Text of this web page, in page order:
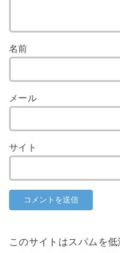
名前
メール
サイト
このサイトはスパムを